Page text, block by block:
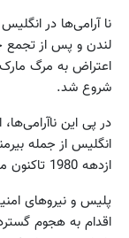
نا آرامی‌ها در
لندن و پس از تجمع
شروع شد.
انگلیس از جمله
ازدهه 1980 تاکنون محسوب می‌شود، آغاز شد‌.
پلیس و نیروهای
اقدام به هجوم